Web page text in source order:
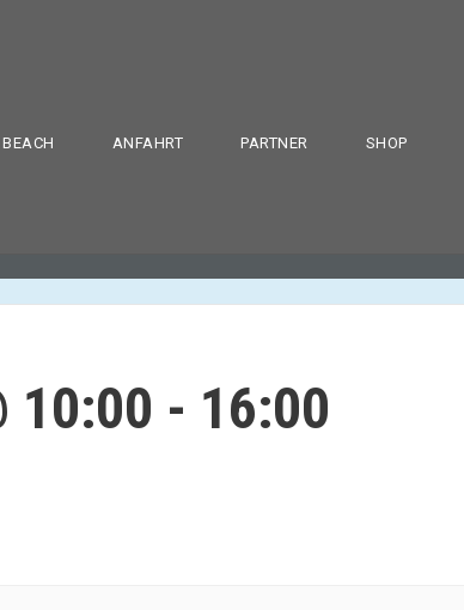
BEACH ANFAHRT PARTNER SHOP
10:00 - 16:00